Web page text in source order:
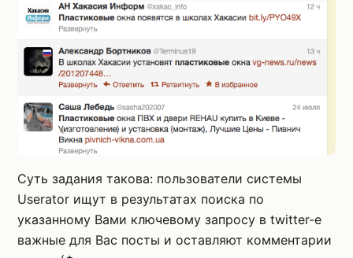
Суть задания такова: пользователи системы
Userator ищут в результатах поиска по
указанному Вами ключевому запросу в twitter-е
важные для Вас посты и оставляют комментарии